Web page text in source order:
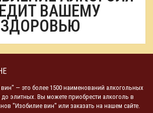
ВАШЕМУ
ЗДОРОВЬЮ
— это более 1500 наименований алкогольных
до элитных. Вы можете приобрести алкоголь в
"Изобилие вин" или заказать на нашем сайте.